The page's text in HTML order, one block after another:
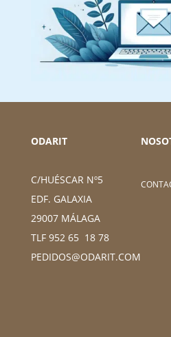
ODARIT
C/HUÉSCAR Nº5
EDF. GALAXIA
29007 MÁLAGA
TLF 952 65 18 78
PEDIDOS@ODARIT.COM